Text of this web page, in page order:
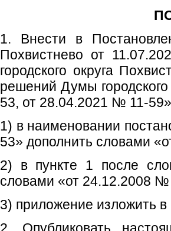
1. Внести в
Похвистнево от
городского округа
решений Думы
53, от 28.04.2021 № 11-
1) в наименовании
53» дополнить словами
2) в пункте 1 после
словами «от 24.12.2008
3) приложение изложить в